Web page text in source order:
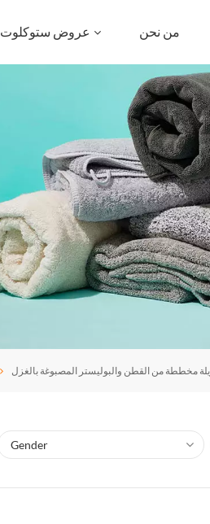
عروض ستوكلوت من نحن
مخططة من القطن والبوليستر المصبوغة بالغزل